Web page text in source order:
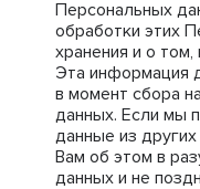
Персональных
обработки этих
хранения и о
Эта информация
в момент сбора
данных. Если мы
данные из
Вам об этом в
данных и не